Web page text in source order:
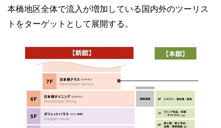
本橋地区全体で流入が増加している国内外のツーリス
トをターゲットとして展開する。